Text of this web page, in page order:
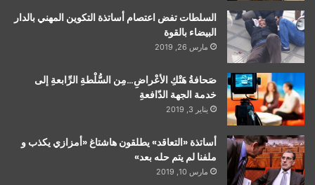
السلطات تفض اعتصام أساتذة التكوين المهني بالدار
البيضاء بالقوة
مارس 26, 2019
صَحافةُ هَتْكِ الأعْراضِ…مِن السُّلْطةِ الرِّابعةِ إلى
خدمة الجهة الدّافعةِ
يناير 3, 2019
أساتذة «التعاقد» يطلقون هاشتاغ «أمزازي يكذب و
ملفنا لم يتم حله بعد»
مارس 10, 2019